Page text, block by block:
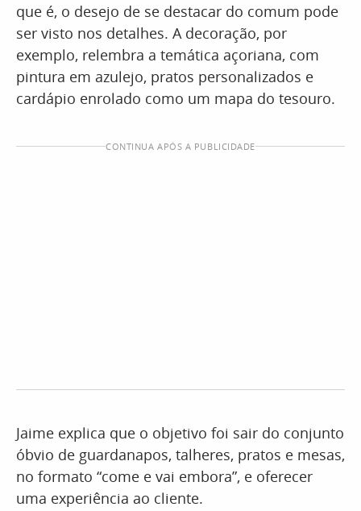
que é, o desejo de se destacar do comum pode
ser visto nos detalhes. A decoração, por
exemplo, relembra a temática açoriana, com
pintura em azulejo, pratos personalizados e
cardápio enrolado como um mapa do tesouro.
CONTINUA APÓS A PUBLICIDADE
Jaime explica que o objetivo foi sair do conjunto
óbvio de guardanapos, talheres, pratos e mesas,
no formato “come e vai embora”, e oferecer
uma experiência ao cliente.